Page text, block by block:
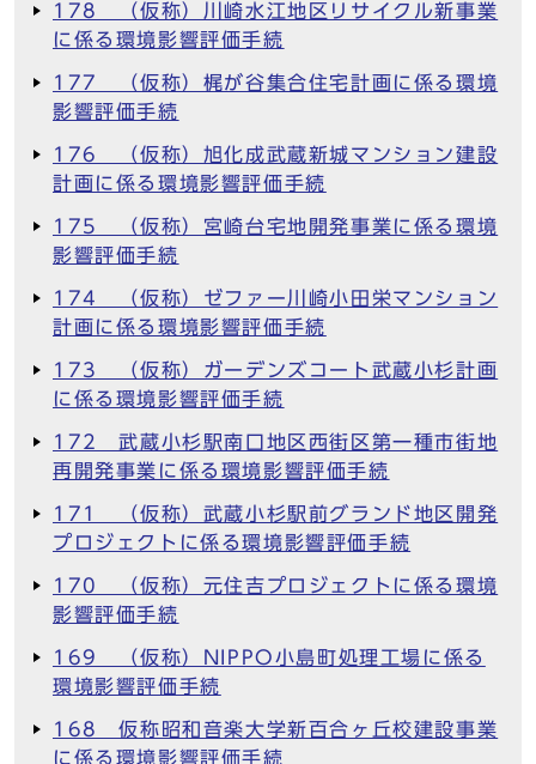
178 （仮称）川崎水江地区リサイクル新事業
に係る環境影響評価手続
177 （仮称）梶が谷集合住宅計画に係る環境
影響評価手続
176 （仮称）旭化成武蔵新城マンション建設
計画に係る環境影響評価手続
175 （仮称）宮崎台宅地開発事業に係る環境
影響評価手続
174 （仮称）ゼファー川崎小田栄マンション
計画に係る環境影響評価手続
173 （仮称）ガーデンズコート武蔵小杉計画
に係る環境影響評価手続
172 武蔵小杉駅南口地区西街区第一種市街地
再開発事業に係る環境影響評価手続
171 （仮称）武蔵小杉駅前グランド地区開発
プロジェクトに係る環境影響評価手続
170 （仮称）元住吉プロジェクトに係る環境
影響評価手続
169 （仮称）NIPPO小島町処理工場に係る
環境影響評価手続
168 仮称昭和音楽大学新百合ヶ丘校建設事業
に係る環境影響評価手続